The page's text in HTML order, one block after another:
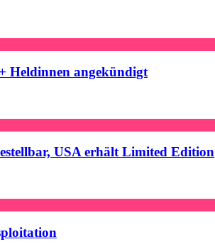
Heldinnen angekündigt
USA erhält Limited Edition